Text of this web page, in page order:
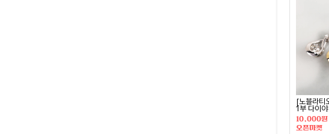
[노블라티
1부 다이야
10,000원
오픈마켓